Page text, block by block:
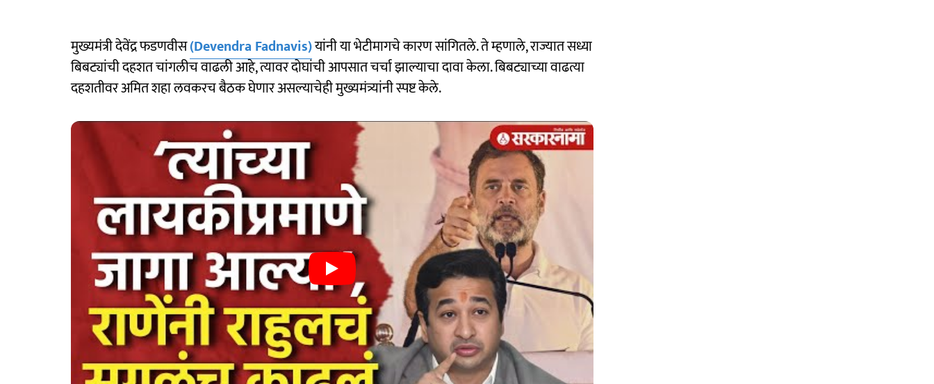
मुख्यमंत्री देवेंद्र फडणवीस(Devendra Fadnavis)यांनी या भेटीमागचे कारण सांगितले. ते म्हणाले, राज्यात सध्या
बिबट्यांची दहशत चांगलीच वाढली आहे, त्यावर दोघांची आपसात चर्चा झाल्याचा दावा केला. बिबट्याच्या वाढत्या
दहशतीवर अमित शहा लवकरच बैठक घेणार असल्याचेही मुख्यमंत्र्यांनी स्पष्ट केले.